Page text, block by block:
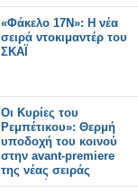
«Φάκελο 17Ν»: Η νέα
σειρά ντοκιμαντέρ του
ΣΚΑΪ
Οι Κυρίες του
Ρεμπέτικου»: Θερμή
υποδοχή του κοινού
στην avant-premiere
της νέας σειράς
μουσικών